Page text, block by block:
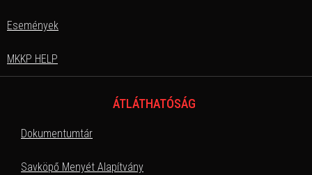
Események
MKKP HELP
ÁTLÁTHATÓSÁG
Dokumentumtár
Savköpő Menyét Alapítvány